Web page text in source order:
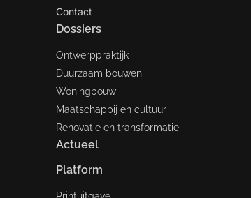
Contact
Dossiers
Ontwerppraktijk
Duurzaam bouwen
Woningbouw
Maatschappij en cultuur
Renovatie en transformatie
Actueel
Platform